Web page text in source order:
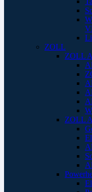
ZOLL
ZOLL
ZOLL